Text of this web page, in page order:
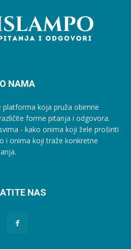
O NAMA
platforma koja pruža obimne
forme pitanja i odgovora.
- kako onima koji žele proširiti
i onima koji traže konkretne
NAS